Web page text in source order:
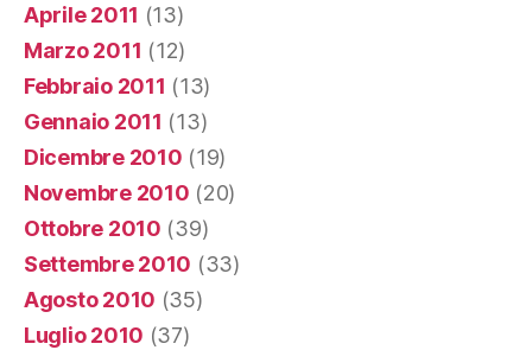
Aprile 2011 (13)
Marzo 2011 (12)
Febbraio 2011 (13)
Gennaio 2011 (13)
Dicembre 2010 (19)
Novembre 2010 (20)
Ottobre 2010 (39)
Settembre 2010 (33)
Agosto 2010 (35)
Luglio 2010 (37)